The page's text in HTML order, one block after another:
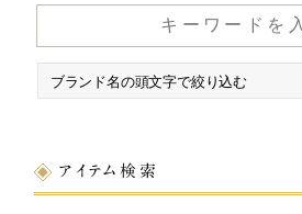
アイテム検索